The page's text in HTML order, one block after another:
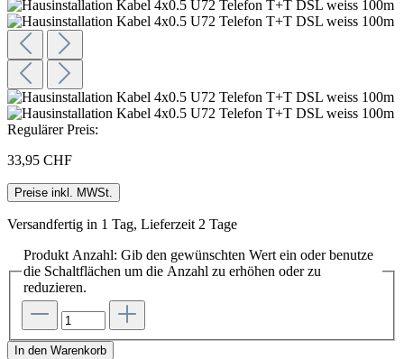
Regulärer Preis:
33,95 CHF
Preise inkl. MWSt.
Versandfertig in 1 Tag, Lieferzeit 2 Tage
Produkt Anzahl: Gib den gewünschten Wert ein oder benutze
die Schaltflächen um die Anzahl zu erhöhen oder zu
reduzieren.
In den Warenkorb